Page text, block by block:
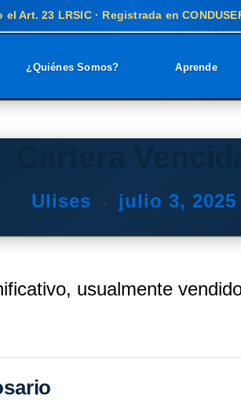
Art. 23 LRSIC · Registrada en
¿Quiénes Somos? Aprende
Ulises julio 3, 2025
usualmente